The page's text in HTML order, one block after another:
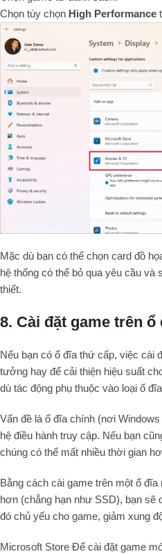
Chọn tùy chọn High Performance
Mặc dù bạn có thể chọn card đồ
hệ thống có thể bỏ qua yêu cầu
thiết.
8. Cài đặt game trên
Nếu bạn có ổ đĩa thứ cấp, việc cài
tưởng hay để cải thiện hiệu suất
dù tác động phụ thuộc vào loại ổ
Vấn đề là ổ đĩa chính (nơi
hệ điều hành truy cập. Nếu bạn
chúng có thể mất nhiều thời gian
Bằng cách cài game trên một ổ
hơn (chẳng hạn như SSD), bạn sẽ
đó chủ yếu cho game, giảm xung
Microsoft Store Để cài đặt game